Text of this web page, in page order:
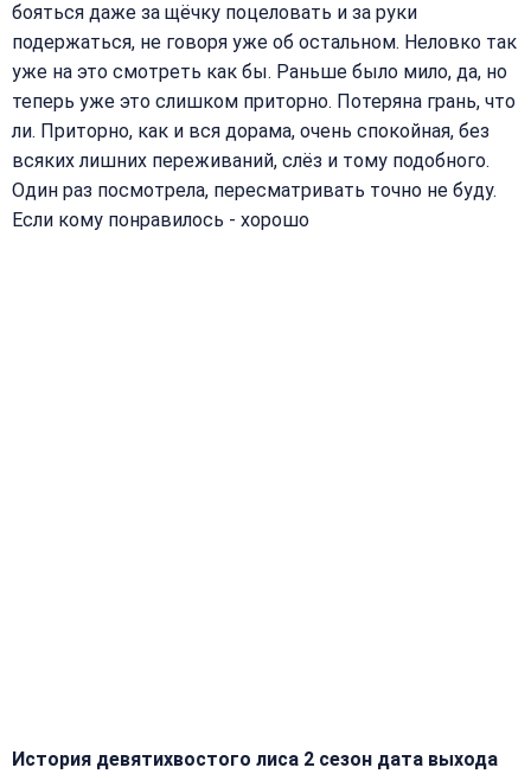
бояться даже за щёчку поцеловать и за руки
подержаться, не говоря уже об остальном. Неловко так
уже на это смотреть как бы. Раньше было мило, да, но
теперь уже это слишком приторно. Потеряна грань, что
ли. Приторно, как и вся дорама, очень спокойная, без
всяких лишних переживаний, слёз и тому подобного.
Один раз посмотрела, пересматривать точно не буду.
Если кому понравилось - хорошо
История девятихвостого лиса 2 сезон дата выхода